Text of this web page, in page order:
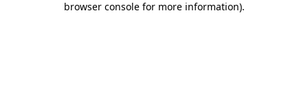
browser console for more information).